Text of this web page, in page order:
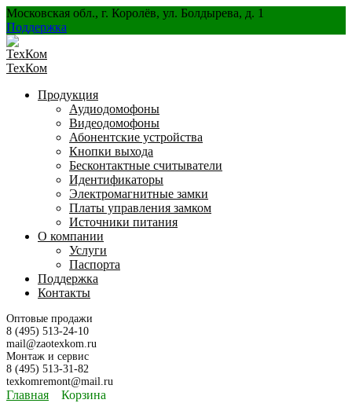
Перейти
к
содержанию
Московская обл., г. Королёв, ул. Болдырева, д. 1
Поддержка
ТехКом
Продукция
Аудиодомофоны
Видеодомофоны
Абонентские устройства
Кнопки выхода
Бесконтактные считыватели
Идентификаторы
Электромагнитные замки
Платы управления замком
Источники питания
О компании
Услуги
Паспорта
Поддержка
Контакты
Оптовые продажи
8 (495) 513-24-10
mail@zaotexkom.ru
Монтаж и сервис
8 (495) 513-31-82
texkomremont@mail.ru
Главная Корзина